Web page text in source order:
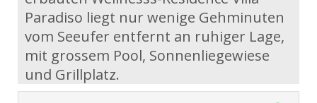
Paradiso liegt nur wenige Gehminuten
vom Seeufer entfernt an ruhiger Lage,
mit grossem Pool, Sonnenliegewiese
und Grillplatz.